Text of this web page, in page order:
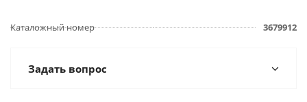
Каталожный номер 3679912
Задать вопрос